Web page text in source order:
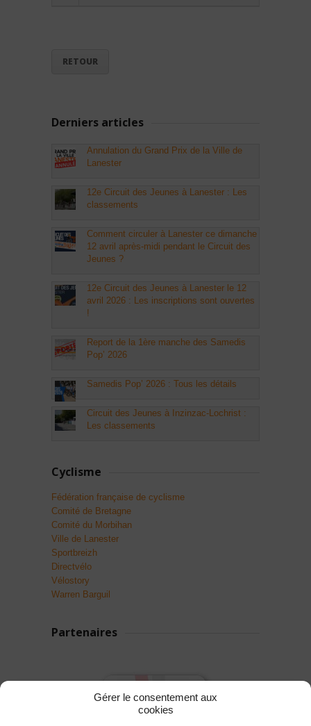
Gérer le consentement aux
cookies
RETOUR
Derniers articles
Annulation du Grand Prix de la Ville de
Lanester
12e Circuit des Jeunes à Lanester : Les
classements
Comment circuler à Lanester ce dimanche
12 avril après-midi pendant le Circuit des
Jeunes ?
12e Circuit des Jeunes à Lanester le 12
avril 2026 : Les inscriptions sont ouvertes
!
Report de la 1ère manche des Samedis
Pop’ 2026
Samedis Pop’ 2026 : Tous les détails
Circuit des Jeunes à Inzinzac-Lochrist :
Les classements
Cyclisme
Fédération française de cyclisme
Comité de Bretagne
Comité du Morbihan
Ville de Lanester
Sportbreizh
Directvélo
Vélostory
Warren Barguil
Partenaires